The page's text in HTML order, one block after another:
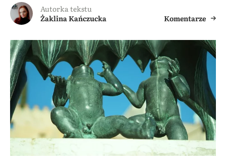
Autorka tekstu
Żaklina Kańczucka
Komentarze